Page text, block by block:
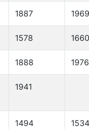
1887 1969
1578 1660
1888 1976
1941
1494 1534